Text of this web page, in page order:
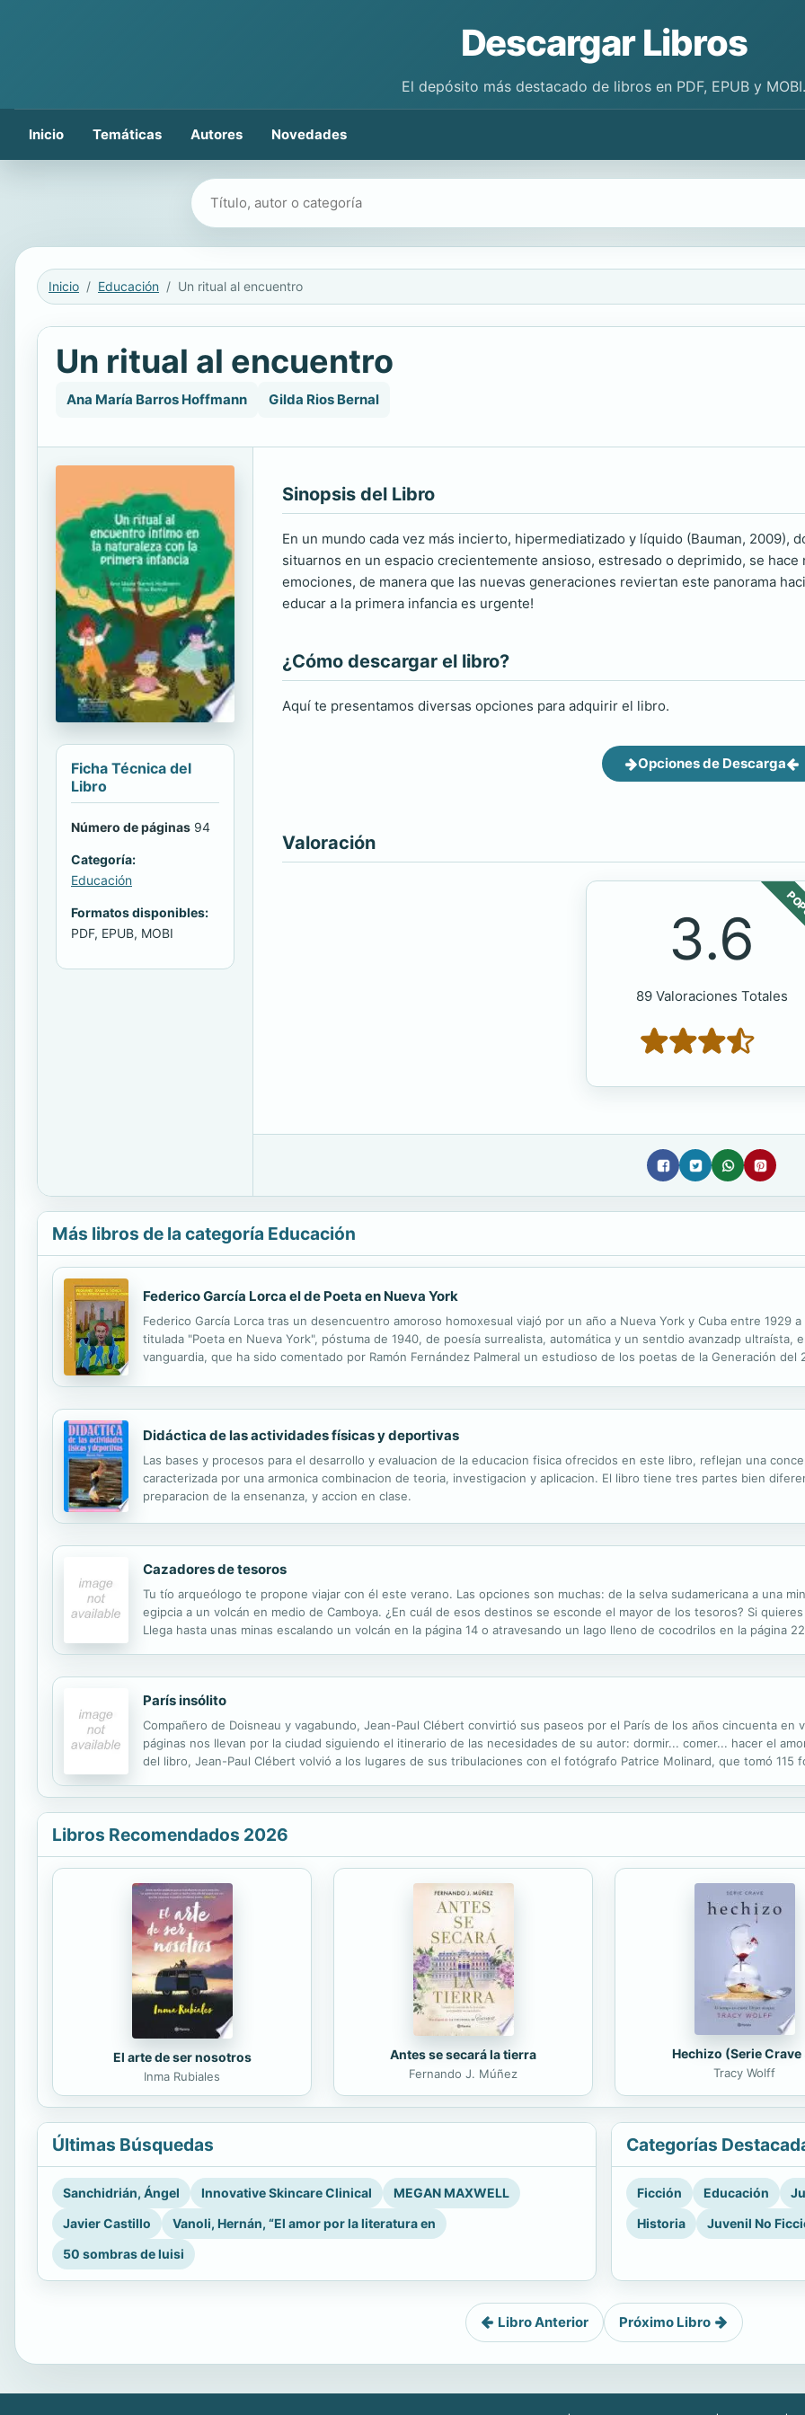
Descargar Libros
El depósito más destacado de libros en PDF, EPUB y MOBI.
Inicio Temáticas Autores Novedades
Buscar libros
Inicio Educación Un ritual al encuentro
Un ritual al encuentro
Ana María Barros Hoffmann Gilda Rios Bernal
Ficha Técnica del
Libro
Número de páginas 94
Categoría:
Educación
Formatos disponibles:
PDF, EPUB, MOBI
Sinopsis del Libro
En un mundo cada vez más incierto, hipermediatizado y líquido (Bauman, 2009),
situarnos en un espacio crecientemente ansioso, estresado o deprimido, se
emociones, de manera que las nuevas generaciones reviertan este panorama
educar a la primera infancia es urgente!
¿Cómo descargar el libro?
Aquí te presentamos diversas opciones para adquirir el libro.
Opciones de Descarga
Valoración
3.6
89 Valoraciones Totales
Más libros de la categoría Educación
Federico García Lorca el de Poeta en Nueva York
Federico García Lorca tras un desencuentro amoroso homoxesual viajó por un año a Nueva York y Cuba entre 1929
titulada "Poeta en Nueva York", póstuma de 1940, de poesía surrealista, automática y un sentdio avanzadp ultraísta,
vanguardia, que ha sido comentado por Ramón Fernández Palmeral un estudioso de los poetas de la Generación del
Didáctica de las actividades físicas y deportivas
Las bases y procesos para el desarrollo y evaluacion de la educacion fisica ofrecidos en este libro, reflejan una
caracterizada por una armonica combinacion de teoria, investigacion y aplicacion. El libro tiene tres partes bien
preparacion de la ensenanza, y accion en clase.
Cazadores de tesoros
Tu tío arqueólogo te propone viajar con él este verano. Las opciones son muchas: de la selva sudamericana a una
egipcia a un volcán en medio de Camboya. ¿En cuál de esos destinos se esconde el mayor de los tesoros? Si
Llega hasta unas minas escalando un volcán en la página 14 o atravesando un lago lleno de cocodrilos en la página
París insólito
Compañero de Doisneau y vagabundo, Jean-Paul Clébert convirtió sus paseos por el París de los años cincuenta en
páginas nos llevan por la ciudad siguiendo el itinerario de las necesidades de su autor: dormir... comer... hacer el
del libro, Jean-Paul Clébert volvió a los lugares de sus tribulaciones con el fotógrafo Patrice Molinard, que tomó 115
Libros Recomendados 2026
El arte de ser nosotros
Inma Rubiales
Antes se secará la tierra
Fernando J. Múñez
Hechizo (Serie Crave
Tracy Wolff
Últimas Búsquedas
Sanchidrián, Ángel Innovative Skincare Clinical
MEGAN MAXWELL
Javier Castillo
Vanoli, Hernán, “El amor por la literatura en
50 sombras de luisi
Categorías
Ficción Educación
Historia
Juvenil No
Libro Anterior Próximo Libro